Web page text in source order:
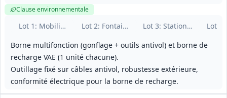
Lot 1 : Mobilier et aménagements extérieurs
Lot 2: Fontaine à eau urbaine
Lot 3: Stationnement et
Lot
Borne multifonction (gonflage + outils antivol) et borne de
recharge VAE (1 unité chacune).
Outillage fixé sur câbles antivol, robustesse extérieure,
conformité électrique pour la borne de recharge.
Clause environnementale